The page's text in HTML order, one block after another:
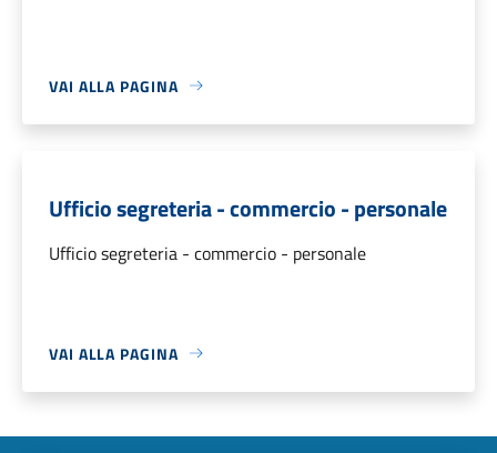
VAI ALLA PAGINA
Ufficio segreteria - commercio - personale
Ufficio segreteria - commercio - personale
VAI ALLA PAGINA